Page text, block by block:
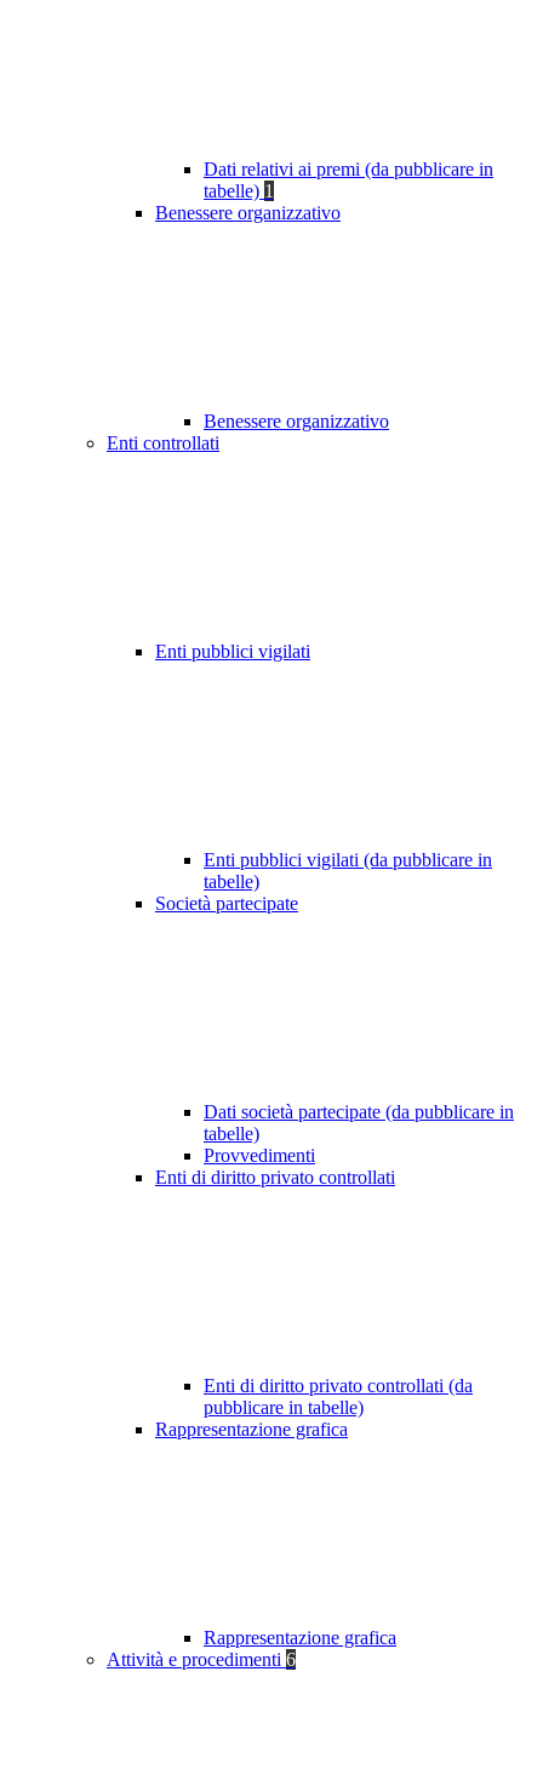
Dati relativi ai premi (da pubblicare in
tabelle) 1
Benessere organizzativo
Benessere organizzativo
Enti controllati
Enti pubblici vigilati
Enti pubblici vigilati (da pubblicare in
tabelle)
Società partecipate
Dati società partecipate (da pubblicare in
tabelle)
Provvedimenti
Enti di diritto privato controllati
Enti di diritto privato controllati (da
pubblicare in tabelle)
Rappresentazione grafica
Rappresentazione grafica
Attività e procedimenti 6